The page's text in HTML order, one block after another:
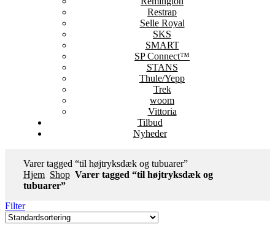
Restrap
Selle Royal
SKS
SMART
SP Connect™
STANS
Thule/Yepp
Trek
woom
Vittoria
Tilbud
Nyheder
Varer tagged “til højtryksdæk og tubuarer”
Hjem Shop Varer tagged “til højtryksdæk og
tubuarer”
Filter